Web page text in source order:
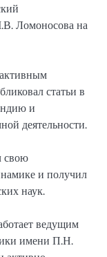
Ломоносова на
статьи в
и
деятельности.
свою
и получил
наук.
ведущим
имени П.Н.